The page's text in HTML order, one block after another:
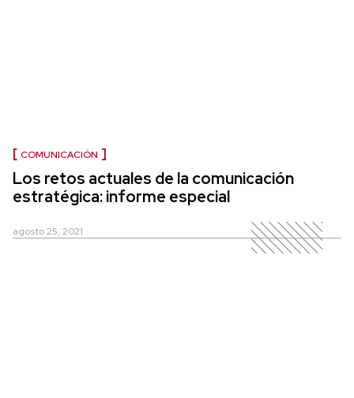
COMUNICACIÓN
Los retos actuales de la comunicación
estratégica: informe especial
agosto 25, 2021